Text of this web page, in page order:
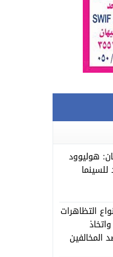
هوليوود
للسينما
التظاهرات
المخالفين